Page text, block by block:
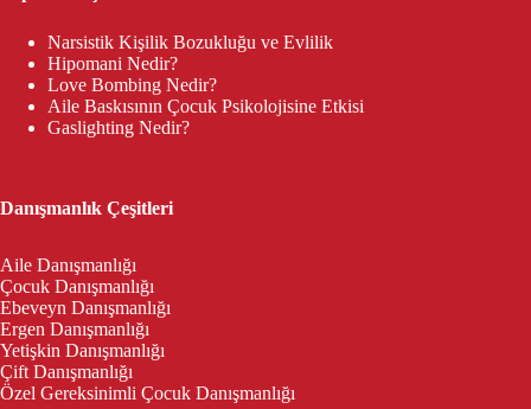
Narsistik Kişilik Bozukluğu ve Evlilik
Hipomani Nedir?
Love Bombing Nedir?
Aile Baskısının Çocuk Psikolojisine Etkisi
Gaslighting Nedir?
Danışmanlık Çeşitleri
Aile Danışmanlığı
Çocuk Danışmanlığı
Ebeveyn Danışmanlığı
Ergen Danışmanlığı
Yetişkin Danışmanlığı
Çift Danışmanlığı
Özel Gereksinimli Çocuk Danışmanlığı